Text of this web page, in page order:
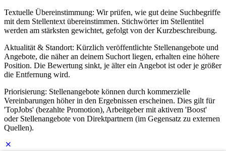
Textuelle Übereinstimmung: Wir prüfen, wie gut deine Suchbegriffe
mit dem Stellentext übereinstimmen. Stichwörter im Stellentitel
werden am stärksten gewichtet, gefolgt von der Kurzbeschreibung.
Aktualität & Standort: Kürzlich veröffentlichte Stellenangebote und
Angebote, die näher an deinem Suchort liegen, erhalten eine höhere
Position. Die Bewertung sinkt, je älter ein Angebot ist oder je größer
die Entfernung wird.
Priorisierung: Stellenangebote können durch kommerzielle
Vereinbarungen höher in den Ergebnissen erscheinen. Dies gilt für
'TopJobs' (bezahlte Promotion), Arbeitgeber mit aktivem 'Boost'
oder Stellenangebote von Direktpartnern (im Gegensatz zu externen
Quellen).